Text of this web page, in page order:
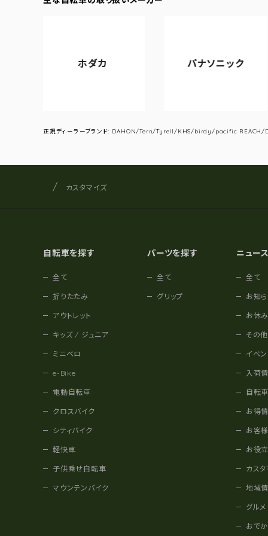
パナソニック
正規ディーラーブランド: DAHON/Tern/Tyrell/KHS/birdy/pacific
サイト内の現在地
サイクルショップナカゴヤ
カスタマイズ
自転車を探す
全て
折りたたみ
アウトレット
キッズ / ジュニア
ミニベロ
e-Bike
電動自転車
クロスバイク
シティバイク
軽快車
子供乗せ自転車
マウンテンバイク
パーツを探す
全て
グリップ
ニュー
全て
お知
お休
その
イベン
入荷
自転
お得
お客様
お役
カス
地域
グルメ
おで